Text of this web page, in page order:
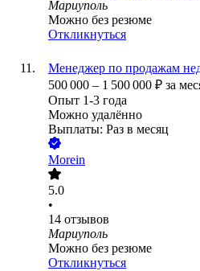
Мариуполь
Можно без резюме
Откликнуться
Менеджер по продажам
500 000 – 1 500 000 ₽ за
Опыт 1-3 года
Можно удалённо
Выплаты: Раз в месяц
Morein
5.0
•
14 отзывов
Мариуполь
Можно без резюме
Откликнуться